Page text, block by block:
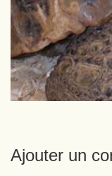
Ajouter un